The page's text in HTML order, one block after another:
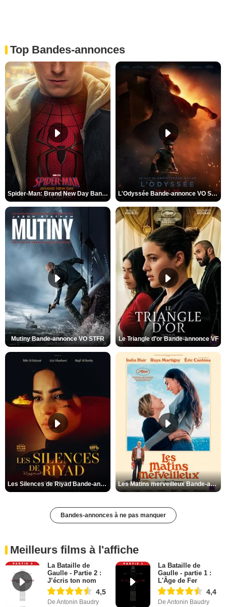
Top Bandes-annonces
Spider-Man: Brand New Day Bande-annonce VO STFR L'Odyssée Bande-annonce VO STFR
Mutiny Bande-annonce VO STFR Le Triangle d'or Bande-annonce VF
Les Silences de Riyad Bande-annonce VO STFR Les Matins merveilleux Bande-annonce VF
Bandes-annonces à ne pas manquer
Meilleurs films à l'affiche
La Bataille de
Gaulle - Partie 2 :
J’écris ton nom
4,5
De Antonin Baudry
La Bataille de
Gaulle - partie 1 :
L'Âge de Fer
4,4
De Antonin Baudry